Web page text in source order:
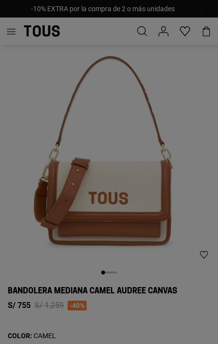
-10% EXTRA por la compra de 2 o más unidades
BANDOLERA MEDIANA CAMEL AUDREE CANVAS
S/ 755 Price reduced from
S/ 1,259to-40%
COLOR: CAMEL